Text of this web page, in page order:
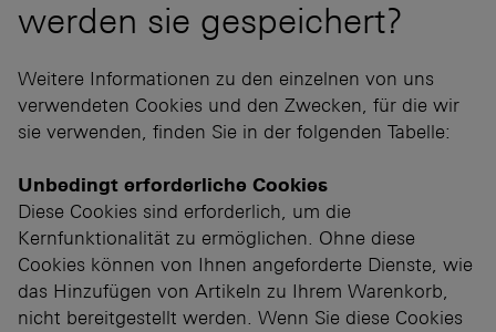
werden sie gespeichert?
Weitere Informationen zu den einzelnen von uns
verwendeten Cookies und den Zwecken, für die wir
sie verwenden, finden Sie in der folgenden Tabelle:
Unbedingt erforderliche Cookies
Diese Cookies sind erforderlich, um die
Kernfunktionalität zu ermöglichen. Ohne diese
Cookies können von Ihnen angeforderte Dienste, wie
das Hinzufügen von Artikeln zu Ihrem Warenkorb,
nicht bereitgestellt werden. Wenn Sie diese Cookies